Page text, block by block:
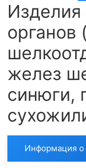
Изделия
органов
желез
синюги,
Информация